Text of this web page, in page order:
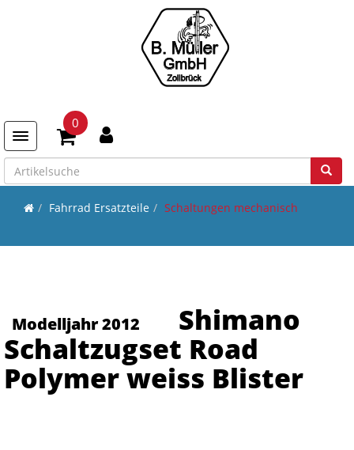
Toggle navigation
0
Fahrrad Ersatzteile Schaltungen mechanisch
Modelljahr 2012
Shimano
Schaltzugset Road
Polymer weiss Blister